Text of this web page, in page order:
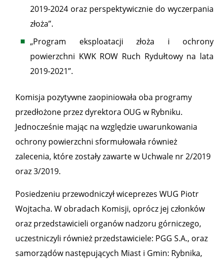
2019-2024 oraz perspektywicznie do wyczerpania
złoża”.
„Program eksploatacji złoża i ochrony
powierzchni KWK ROW Ruch Rydułtowy na lata
2019-2021”.
Komisja pozytywne zaopiniowała oba programy
przedłożone przez dyrektora OUG w Rybniku.
Jednocześnie mając na względzie uwarunkowania
ochrony powierzchni sformułowała również
zalecenia, które zostały zawarte w Uchwale nr 2/2019
oraz 3/2019.
Posiedzeniu przewodniczył wiceprezes WUG Piotr
Wojtacha. W obradach Komisji, oprócz jej członków
oraz przedstawicieli organów nadzoru górniczego,
uczestniczyli również przedstawiciele: PGG S.A., oraz
samorządów następujących Miast i Gmin: Rybnika,